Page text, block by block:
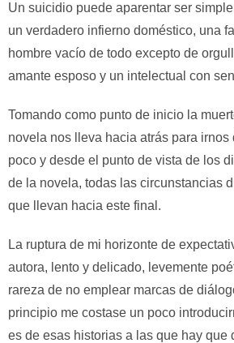
Un suicidio puede aparentar ser
un verdadero infierno doméstico, una
hombre vacío de todo excepto de
amante esposo y un intelectual con
Tomando como punto de inicio la
novela nos lleva hacia atrás para irnos
poco y desde el punto de vista de los
de la novela, todas las circunstancias
que llevan hacia este final.
La ruptura de mi horizonte de
autora, lento y delicado, levemente
rareza de no emplear marcas de
principio me costase un poco
es de esas historias a las que hay que